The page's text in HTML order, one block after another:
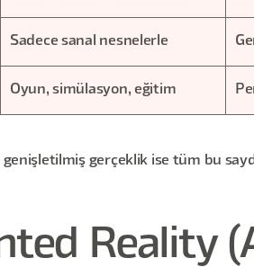
Sadece sanal nesnelerle
Oyun, simülasyon, eğitim
gerçeklik ise tüm bu
Reality